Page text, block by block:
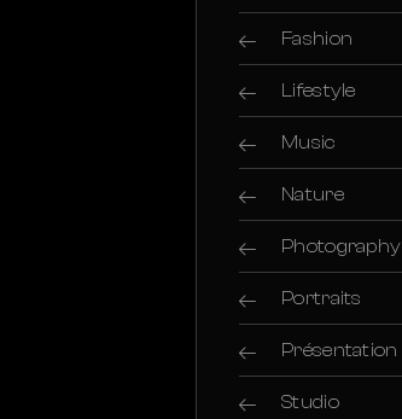
Fashion
Lifestyle
Music
Nature
Photography
Portraits
Présentation
Studio